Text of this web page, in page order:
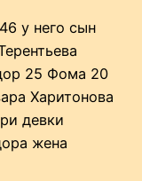
у него сын
25 Фома 20
Харитонова
девки
жена